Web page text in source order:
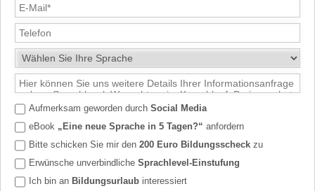
Aufmerksam geworden durch Social Media
eBook „Eine neue Sprache in 5 Tagen?“ anfordern
Bitte schicken Sie mir den 200 Euro Bildungsscheck zu
Erwünsche unverbindliche Sprachlevel-Einstufung
Ich bin an Bildungsurlaub interessiert